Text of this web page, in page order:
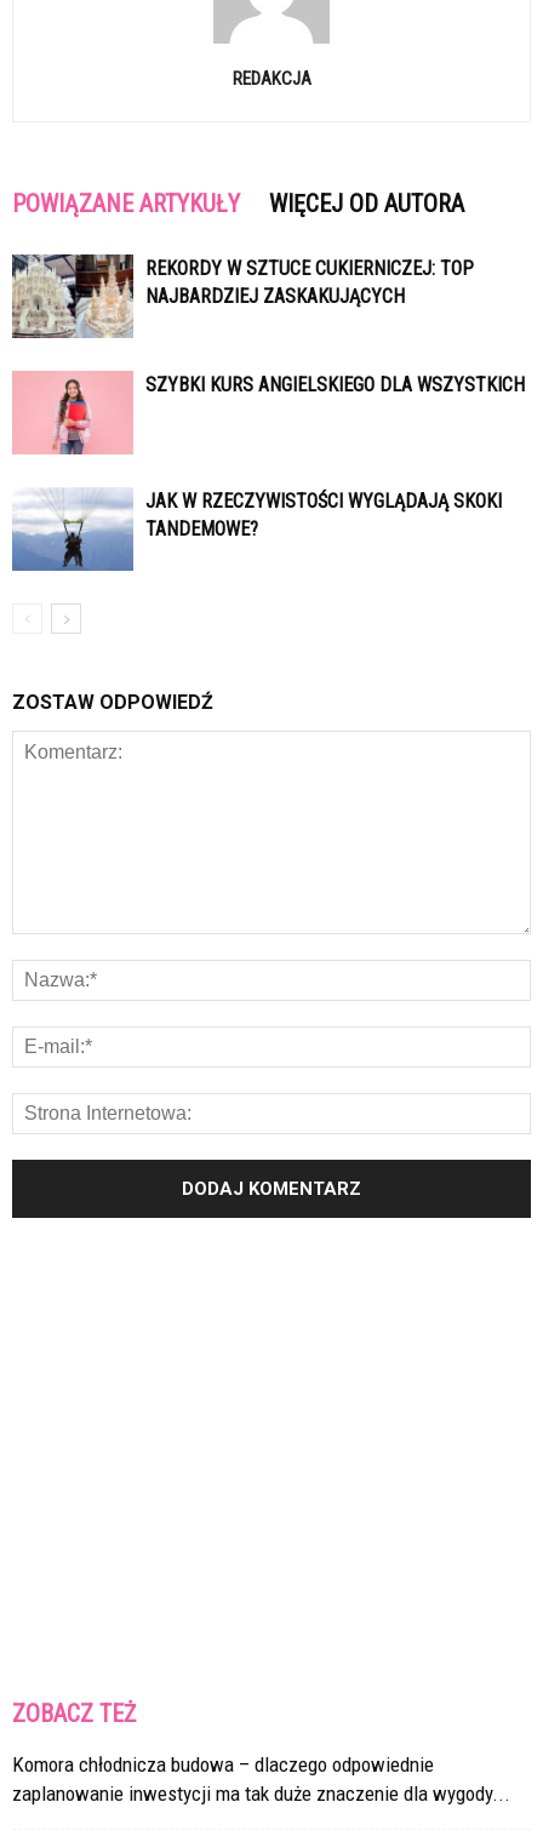
REDAKCJA
POWIĄZANE ARTYKUŁY WIĘCEJ OD AUTORA
REKORDY W SZTUCE CUKIERNICZEJ: TOP
NAJBARDZIEJ ZASKAKUJĄCYCH
SZYBKI KURS ANGIELSKIEGO DLA WSZYSTKICH
JAK W RZECZYWISTOŚCI WYGLĄDAJĄ SKOKI
TANDEMOWE?
ZOSTAW ODPOWIEDŹ
ZOBACZ TEŻ
Komora chłodnicza budowa – dlaczego odpowiednie
zaplanowanie inwestycji ma tak duże znaczenie dla wygody...